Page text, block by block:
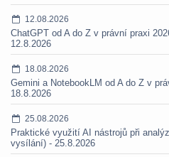
12.08.2026
ChatGPT od A do Z v právní praxi
12.8.2026
18.08.2026
Gemini a NotebookLM od A do Z v
18.8.2026
25.08.2026
Praktické využití AI nástrojů při
vysílání) - 25.8.2026